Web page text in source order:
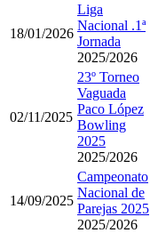
18/01/2026
Liga
Nacional .1ª
Jornada
2025/2026
02/11/2025
23º Torneo
Vaguada
Paco López
Bowling
2025
2025/2026
14/09/2025
Campeonato
Nacional de
Parejas 2025
2025/2026